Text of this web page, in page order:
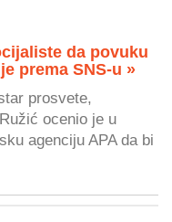
da povuku
prema SNS-u »
prosvete,
ocenio je u
agenciju APA da bi